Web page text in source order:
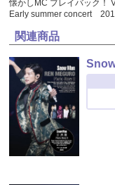
懐かしMC プレイバック！
Early summer concert
関連商品